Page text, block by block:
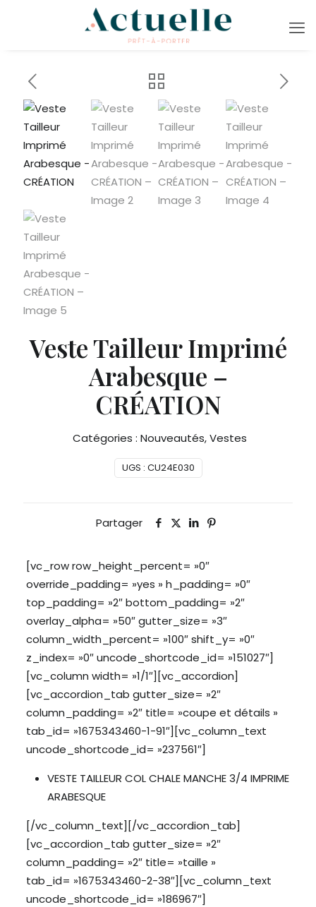
Veste Tailleur Imprimé
Arabesque –
CRÉATION
UGS : CU24E030
Catégories : Nouveautés,Vestes
Partager
[vc_row row_height_percent= »0″
override_padding= »yes » h_padding= »0″
top_padding= »2″ bottom_padding= »2″
overlay_alpha= »50″ gutter_size= »3″
column_width_percent= »100″ shift_y= »0″
z_index= »0″ uncode_shortcode_id= »151027″]
[vc_column width= »1/1″][vc_accordion]
[vc_accordion_tab gutter_size= »2″
column_padding= »2″ title= »coupe et détails »
tab_id= »1675343460-1-91″][vc_column_text
uncode_shortcode_id= »237561″]
VESTE TAILLEUR COL CHALE MANCHE 3/4 IMPRIME
ARABESQUE
[/vc_column_text][/vc_accordion_tab]
[vc_accordion_tab gutter_size= »2″
column_padding= »2″ title= »taille »
tab_id= »1675343460-2-38″][vc_column_text
uncode_shortcode_id= »186967″]